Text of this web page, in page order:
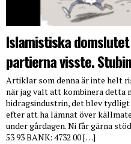
Islamistiska
partierna visste.
Artiklar som denna är inte helt
när jag valt att kombinera detta
bidragsindustrin, det blev tydligt
efter att ha lämnat över
under gårdagen. Ni får gärna
53 93 BANK: 4732 00 […]